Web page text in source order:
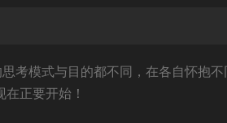
考模式与目的都不同，在各自怀抱不
正要开始！